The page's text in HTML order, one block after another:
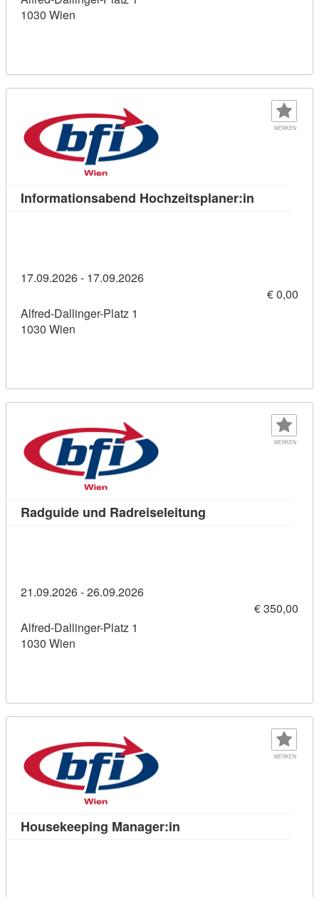
1030 Wien
MERKEN
Informationsabend Hochzeitsplaner:in
17.09.2026 - 17.09.2026
€ 0,00
Alfred-Dallinger-Platz 1
1030 Wien
MERKEN
Radguide und Radreiseleitung
21.09.2026 - 26.09.2026
€ 350,00
Alfred-Dallinger-Platz 1
1030 Wien
MERKEN
Housekeeping Manager:in